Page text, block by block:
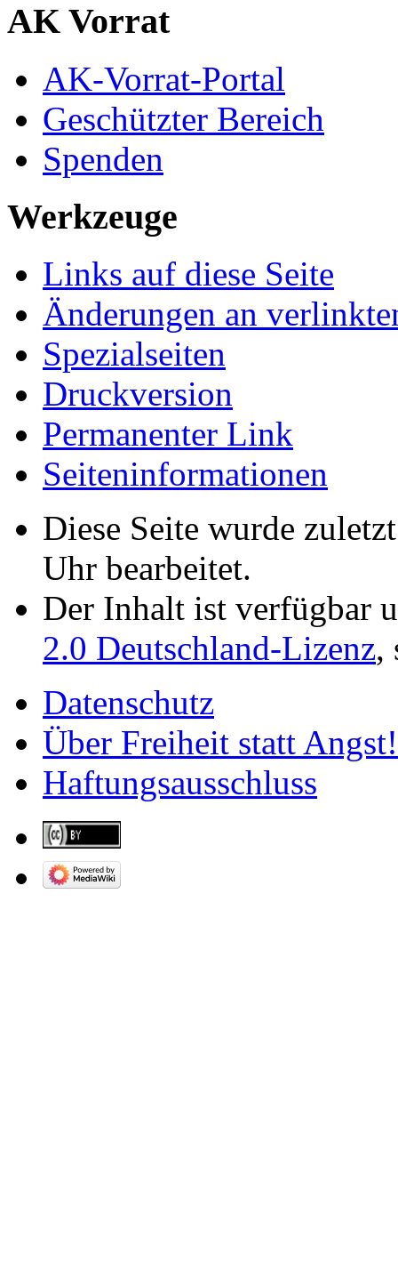
AK Vorrat
AK-Vorrat-Portal
Geschützter Bereich
Spenden
Werkzeuge
Links auf diese Seite
Änderungen an
Spezialseiten
Druckversion
Permanenter Link
Seiten­­informationen
Diese Seite wurde
Uhr bearbeitet.
Der Inhalt ist verfügbar
2.0 Deutschland-Lizenz,
Datenschutz
Über Freiheit statt Angst!
Haftungsausschluss